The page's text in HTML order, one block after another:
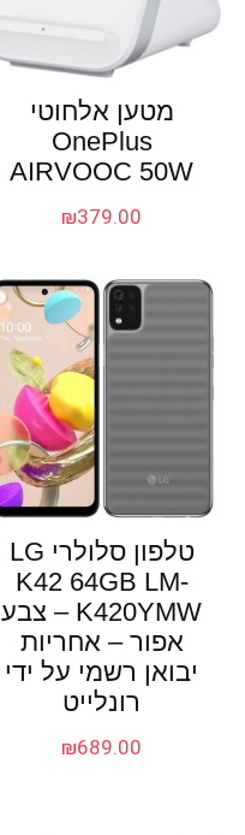
מטען אלחוטי
OnePlus
AIRVOOC 50W
₪379.00
טלפון סלולרי LG
K42 64GB LM-
K420YMW – צבע
אפור – אחריות
יבואן רשמי על ידי
רונלייט
₪689.00